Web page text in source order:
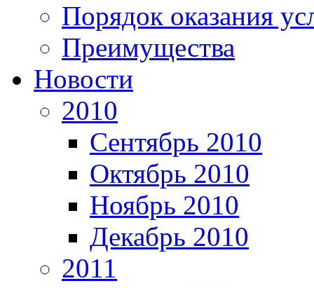
Порядок оказания
Преимущества
Новости
2010
Сентябрь 2010
Октябрь 2010
Ноябрь 2010
Декабрь 2010
2011